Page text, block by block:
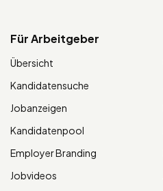
Für Arbeitgeber
Übersicht
Kandidatensuche
Jobanzeigen
Kandidatenpool
Employer Branding
Jobvideos